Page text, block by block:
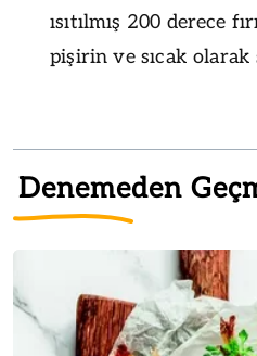
ısıtılmış 200 derece
pişirin ve sıcak olarak
Denemeden